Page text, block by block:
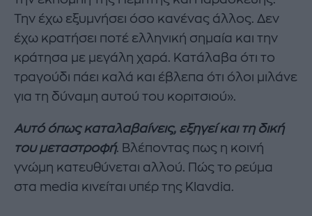
Την έχω εξυμνήσει όσο κανένας άλλος. Δεν
έχω κρατήσει ποτέ ελληνική σημαία και την
κράτησα με μεγάλη χαρά. Κατάλαβα ότι το
τραγούδι πάει καλά και έβλεπα ότι όλοι μιλάνε
για τη δύναμη αυτού του κοριτσιού».
Αυτό όπως καταλαβαίνεις, εξηγεί και τη δική
του μεταστροφή. Βλέποντας πως η κοινή
γνώμη κατευθύνεται αλλού. Πώς το ρεύμα
στα media κινείται υπέρ της Klavdia.